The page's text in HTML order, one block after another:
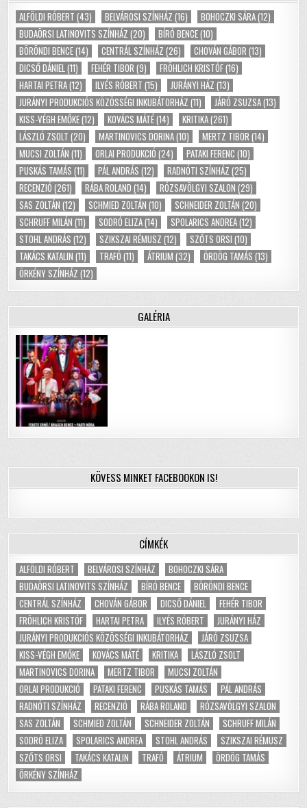
ALFÖLDI RÓBERT (43) BELVÁROSI SZÍNHÁZ (16) BOHOCZKI SÁRA(12)
BUDAÖRSI LATINOVITS SZÍNHÁZ (20) BÍRÓ BENCE(10)
BÖRÖNDI BENCE(14) CENTRÁL SZÍNHÁZ (26) CHOVÁN GÁBOR (13)
DICSŐ DÁNIEL(11) FEHÉR TIBOR (9) FRÖHLICH KRISTÓF(16)
HARTAI PETRA(12) ILYÉS RÓBERT (15) JURÁNYI HÁZ (13)
JURÁNYI PRODUKCIÓS KÖZÖSSÉGI INKUBÁTORHÁZ (11) JÁRÓ ZSUZSA(13)
KISS-VÉGH EMŐKE(12) KOVÁCS MÁTÉ(14) KRITIKA(261)
LÁSZLÓ ZSOLT (20) MARTINOVICS DORINA(10) MERTZ TIBOR (14)
MUCSI ZOLTÁN (11) ORLAI PRODUKCIÓ (24) PATAKI FERENC (10)
PUSKÁS TAMÁS (11) PÁL ANDRÁS (12) RADNÓTI SZÍNHÁZ (25)
RECENZIÓ (261) RÁBA ROLAND (14) RÓZSAVÖLGYI SZALON (29)
SAS ZOLTÁN (12) SCHMIED ZOLTÁN (10) SCHNEIDER ZOLTÁN (20)
SCHRUFF MILÁN (11) SODRÓ ELIZA(14) SPOLARICS ANDREA(12)
STOHL ANDRÁS (12) SZIKSZAI RÉMUSZ (12) SZŐTS ORSI (10)
TAKÁCS KATALIN (11) TRAFÓ (11) ÁTRIUM (32) ÖRDÖG TAMÁS (13)
ÖRKÉNY SZÍNHÁZ (12)
GALÉRIA
KÖVESS MINKET FACEBOOKON IS!
CÍMKÉK
ALFÖLDI RÓBERT BELVÁROSI SZÍNHÁZ
BOHOCZKI SÁRA
BUDAÖRSI LATINOVITS SZÍNHÁZ
BÍRÓ BENCE
BÖRÖNDI BENCE
CENTRÁL SZÍNHÁZ
CHOVÁN GÁBOR DICSŐ DÁNIEL
FEHÉR TIBOR
FRÖHLICH KRISTÓF
HARTAI PETRA ILYÉS RÓBERT
JURÁNYI HÁZ
JURÁNYI PRODUKCIÓS KÖZÖSSÉGI INKUBÁTORHÁZ
JÁRÓ ZSUZSA
KISS-VÉGH EMŐKE
KOVÁCS MÁTÉ KRITIKA
LÁSZLÓ ZSOLT
MARTINOVICS DORINA
MERTZ TIBOR
MUCSI ZOLTÁN
ORLAI PRODUKCIÓ
PATAKI FERENC PUSKÁS TAMÁS
PÁL ANDRÁS
RADNÓTI SZÍNHÁZ
RECENZIÓ RÁBA ROLAND
RÓZSAVÖLGYI SZALON
SAS ZOLTÁN
SCHMIED ZOLTÁN SCHNEIDER ZOLTÁN
SCHRUFF MILÁN
SODRÓ ELIZA
SPOLARICS ANDREA STOHL ANDRÁS
SZIKSZAI RÉMUSZ
SZŐTS ORSI
TAKÁCS KATALIN TRAFÓ ÁTRIUM
ÖRDÖG TAMÁS
ÖRKÉNY SZÍNHÁZ